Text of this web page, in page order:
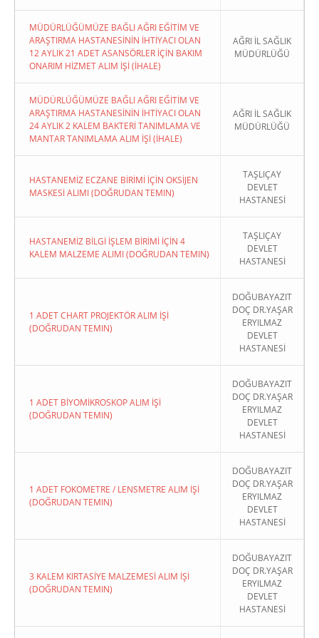
MÜDÜRLÜĞÜMÜZE BAĞLI AĞRI EĞİTİM VE
ARAŞTIRMA HASTANESİNİN İHTİYACI OLAN
12 AYLIK 21 ADET ASANSÖRLER İÇİN BAKIM
ONARIM HİZMET ALIM İŞİ (İHALE)
AĞRI İL SAĞLIK
MÜDÜRLÜĞÜ
MÜDÜRLÜĞÜMÜZE BAĞLI AĞRI EĞİTİM VE
ARAŞTIRMA HASTANESİNİN İHTİYACI OLAN
24 AYLIK 2 KALEM BAKTERİ TANIMLAMA VE
MANTAR TANIMLAMA ALIM İŞİ (İHALE)
AĞRI İL SAĞLIK
MÜDÜRLÜĞÜ
HASTANEMİZ ECZANE BİRİMİ İÇİN OKSİJEN
MASKESİ ALIMI (DOĞRUDAN TEMIN)
TAŞLIÇAY
DEVLET
HASTANESİ
HASTANEMİZ BİLGİ İŞLEM BİRİMİ İÇİN 4
KALEM MALZEME ALIMI (DOĞRUDAN TEMIN)
TAŞLIÇAY
DEVLET
HASTANESİ
1 ADET CHART PROJEKTÖR ALIM İŞİ
(DOĞRUDAN TEMIN)
DOĞUBAYAZIT
DOÇ DR.YAŞAR
ERYILMAZ
DEVLET
HASTANESİ
1 ADET BİYOMİKROSKOP ALIM İŞİ
(DOĞRUDAN TEMIN)
DOĞUBAYAZIT
DOÇ DR.YAŞAR
ERYILMAZ
DEVLET
HASTANESİ
1 ADET FOKOMETRE / LENSMETRE ALIM İŞİ
(DOĞRUDAN TEMIN)
DOĞUBAYAZIT
DOÇ DR.YAŞAR
ERYILMAZ
DEVLET
HASTANESİ
3 KALEM KIRTASİYE MALZEMESİ ALIM İŞİ
(DOĞRUDAN TEMIN)
DOĞUBAYAZIT
DOÇ DR.YAŞAR
ERYILMAZ
DEVLET
HASTANESİ